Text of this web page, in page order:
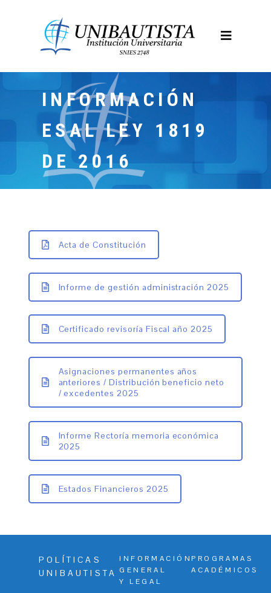
INFORMACIÓN
ESAL LEY 1819
DE 2016
Acta de Constitución
Informe de gestión administración 2025
Certificado revisoría Fiscal año 2025
Asignaciones permanentes años
anteriores / Distribución beneficio neto
/ excedentes 2025
Informe Rectoría memoria económica
2025
Estados Financieros 2025
POLÍTICAS
UNIBAUTISTA
INFORMACIÓN
GENERAL
Y LEGAL
PROGRAMAS
ACADÉMICOS